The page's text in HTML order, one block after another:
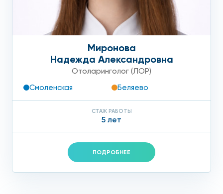
Миронова
Надежда Александровна
Отоларинголог (ЛОР)
Смоленская
Беляево
СТАЖ РАБОТЫ
5 лет
ПОДРОБНЕЕ